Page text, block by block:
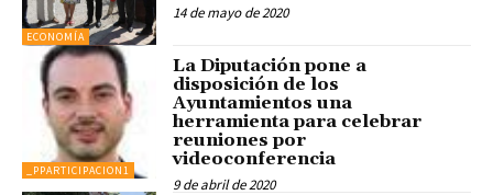
ECONOMÍA
14 de mayo de 2020
_PPARTICIPACION1
La Diputación pone a
disposición de los
Ayuntamientos una
herramienta para celebrar
reuniones por
videoconferencia
9 de abril de 2020